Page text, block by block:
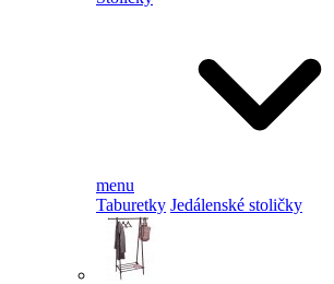
menu
Taburetky Jedálenské stoličky